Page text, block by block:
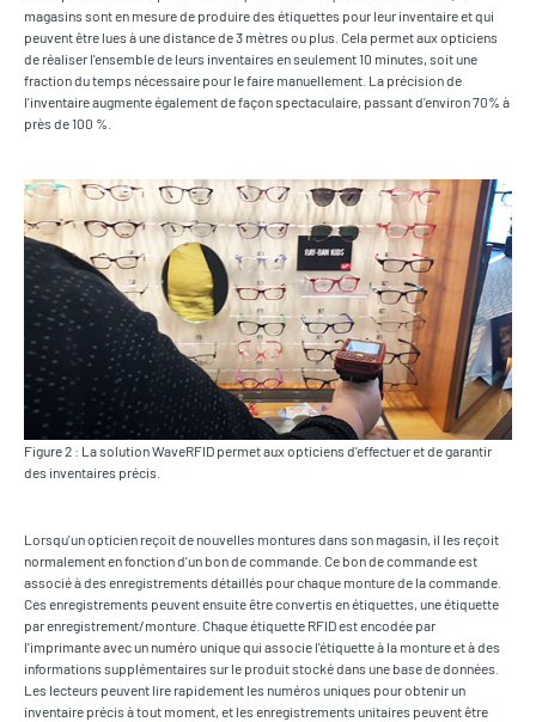
magasins sont en mesure de produire des étiquettes pour leur inventaire et qui
peuvent être lues à une distance de 3 mètres ou plus. Cela permet aux opticiens
de réaliser l'ensemble de leurs inventaires en seulement 10 minutes, soit une
fraction du temps nécessaire pour le faire manuellement. La précision de
l'inventaire augmente également de façon spectaculaire, passant d'environ 70% à
près de 100 %.
Figure 2 : La solution WaveRFID permet aux opticiens d'effectuer et de garantir
des inventaires précis.
Lorsqu'un opticien reçoit de nouvelles montures dans son magasin, il les reçoit
normalement en fonction d'un bon de commande. Ce bon de commande est
associé à des enregistrements détaillés pour chaque monture de la commande.
Ces enregistrements peuvent ensuite être convertis en étiquettes, une étiquette
par enregistrement/monture. Chaque étiquette RFID est encodée par
l'imprimante avec un numéro unique qui associe l'étiquette à la monture et à des
informations supplémentaires sur le produit stocké dans une base de données.
Les lecteurs peuvent lire rapidement les numéros uniques pour obtenir un
inventaire précis à tout moment, et les enregistrements unitaires peuvent être